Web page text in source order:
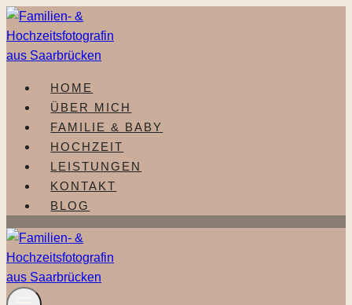
Zum
Inhalt
springen
HOME
ÜBER MICH
FAMILIE & BABY
HOCHZEIT
LEISTUNGEN
KONTAKT
BLOG